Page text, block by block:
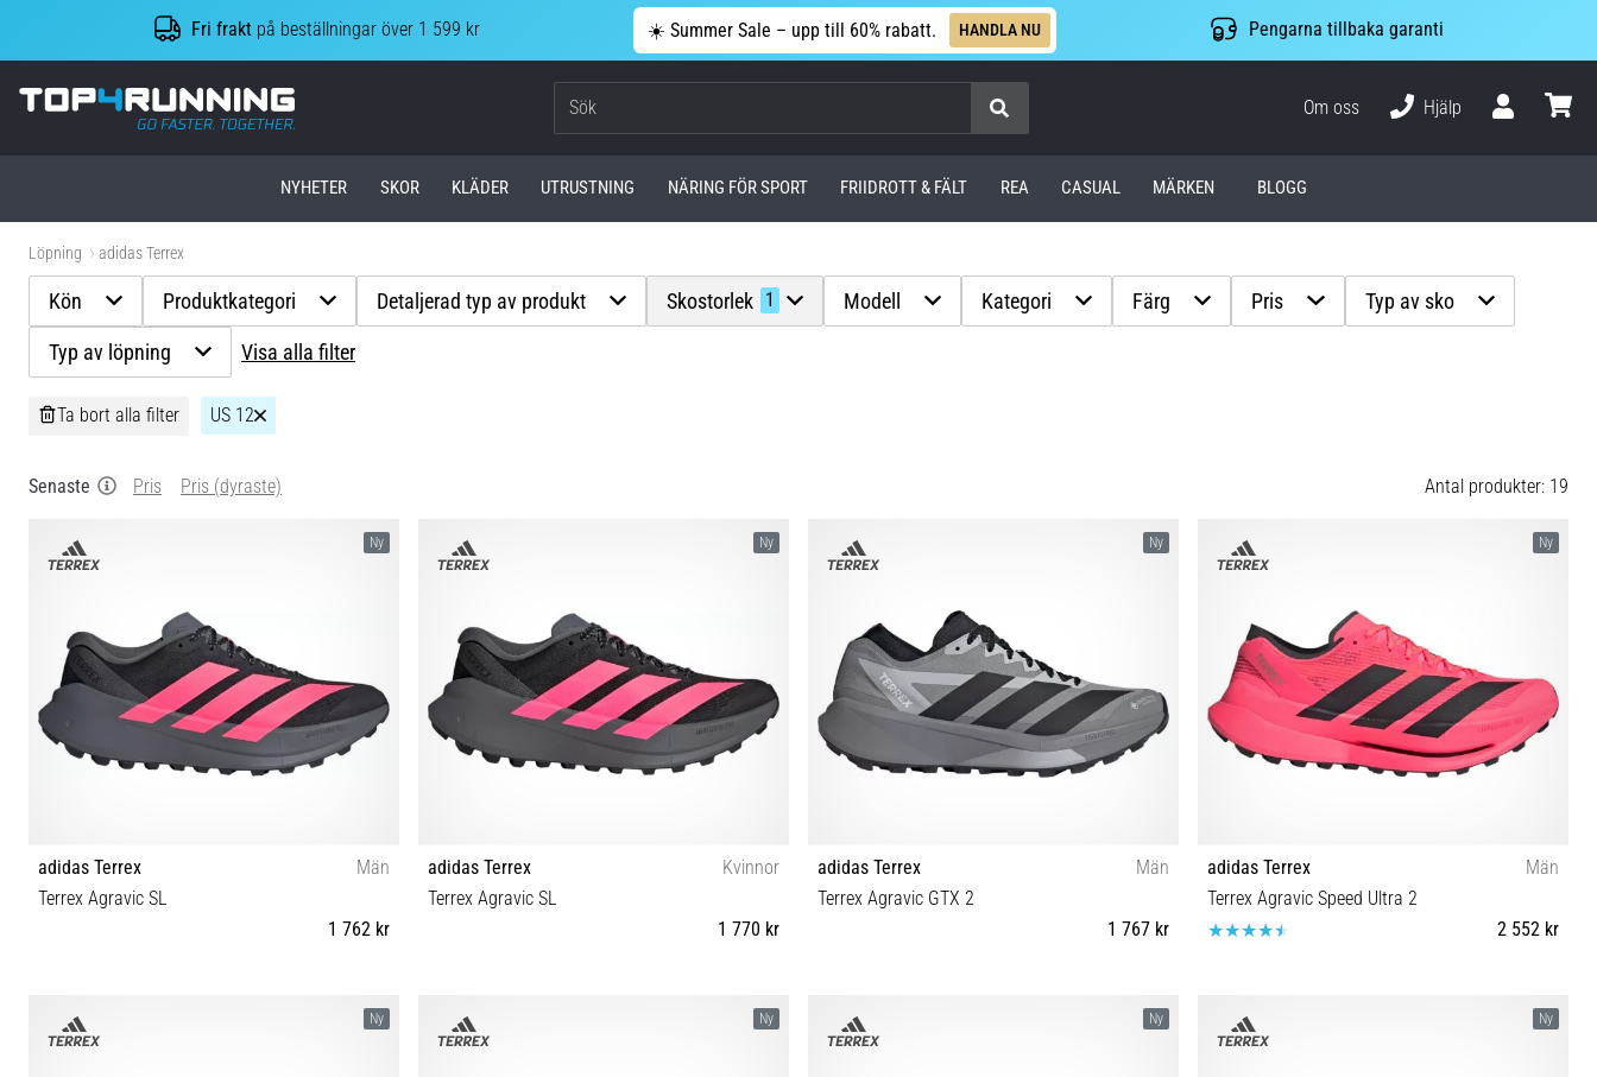
Fri frakt på beställningar över 1 599 kr ☀️ Summer Sale – upp till 60% rabatt. HANDLA NU Pengarna tillbaka garanti
Top4Running.se
Om oss
Hjälp
NYHETER SKOR KLÄDER UTRUSTNING NÄRING FÖR SPORT FRIIDROTT & FÄLT REA CASUAL MÄRKEN BLOGG
Löpning adidas Terrex
Kön Produktkategori Detaljerad typ av produkt Skostorlek 1 Modell Kategori Färg Pris Typ av sko
Typ av löpning Visa alla filter
Ta bort alla filter US 12
Senaste Pris Pris (dyraste) Antal produkter: 19
Ny
adidas Terrex
Män
Terrex Agravic SL
1 762 kr
42⅔ 40⅔ 41⅓ 42 43⅓ 44 44⅔ 45⅓ 46 46⅔ 47⅓
Ny
adidas Terrex
Kvinnor
Terrex Agravic SL
1 770 kr
36⅔ 37⅓ 38 39⅓ 38⅔ 40 40⅔ 41⅓ 42 42⅔
Ny
adidas Terrex
Män
Terrex Agravic GTX 2
1 767 kr
40⅔ 41⅓ 42 42⅔ 43⅓ 44 44⅔ 45⅓ 46 46⅔ 47⅓
Ny
adidas Terrex
Män
Terrex Agravic Speed Ultra 2
2 552 kr
44 40⅔ 41⅓ 42 42⅔ 43⅓ 44⅔ 45⅓ 46 46⅔ 47⅓
Ny Ny Ny Ny